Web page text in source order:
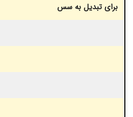
برای تبدیل به سس